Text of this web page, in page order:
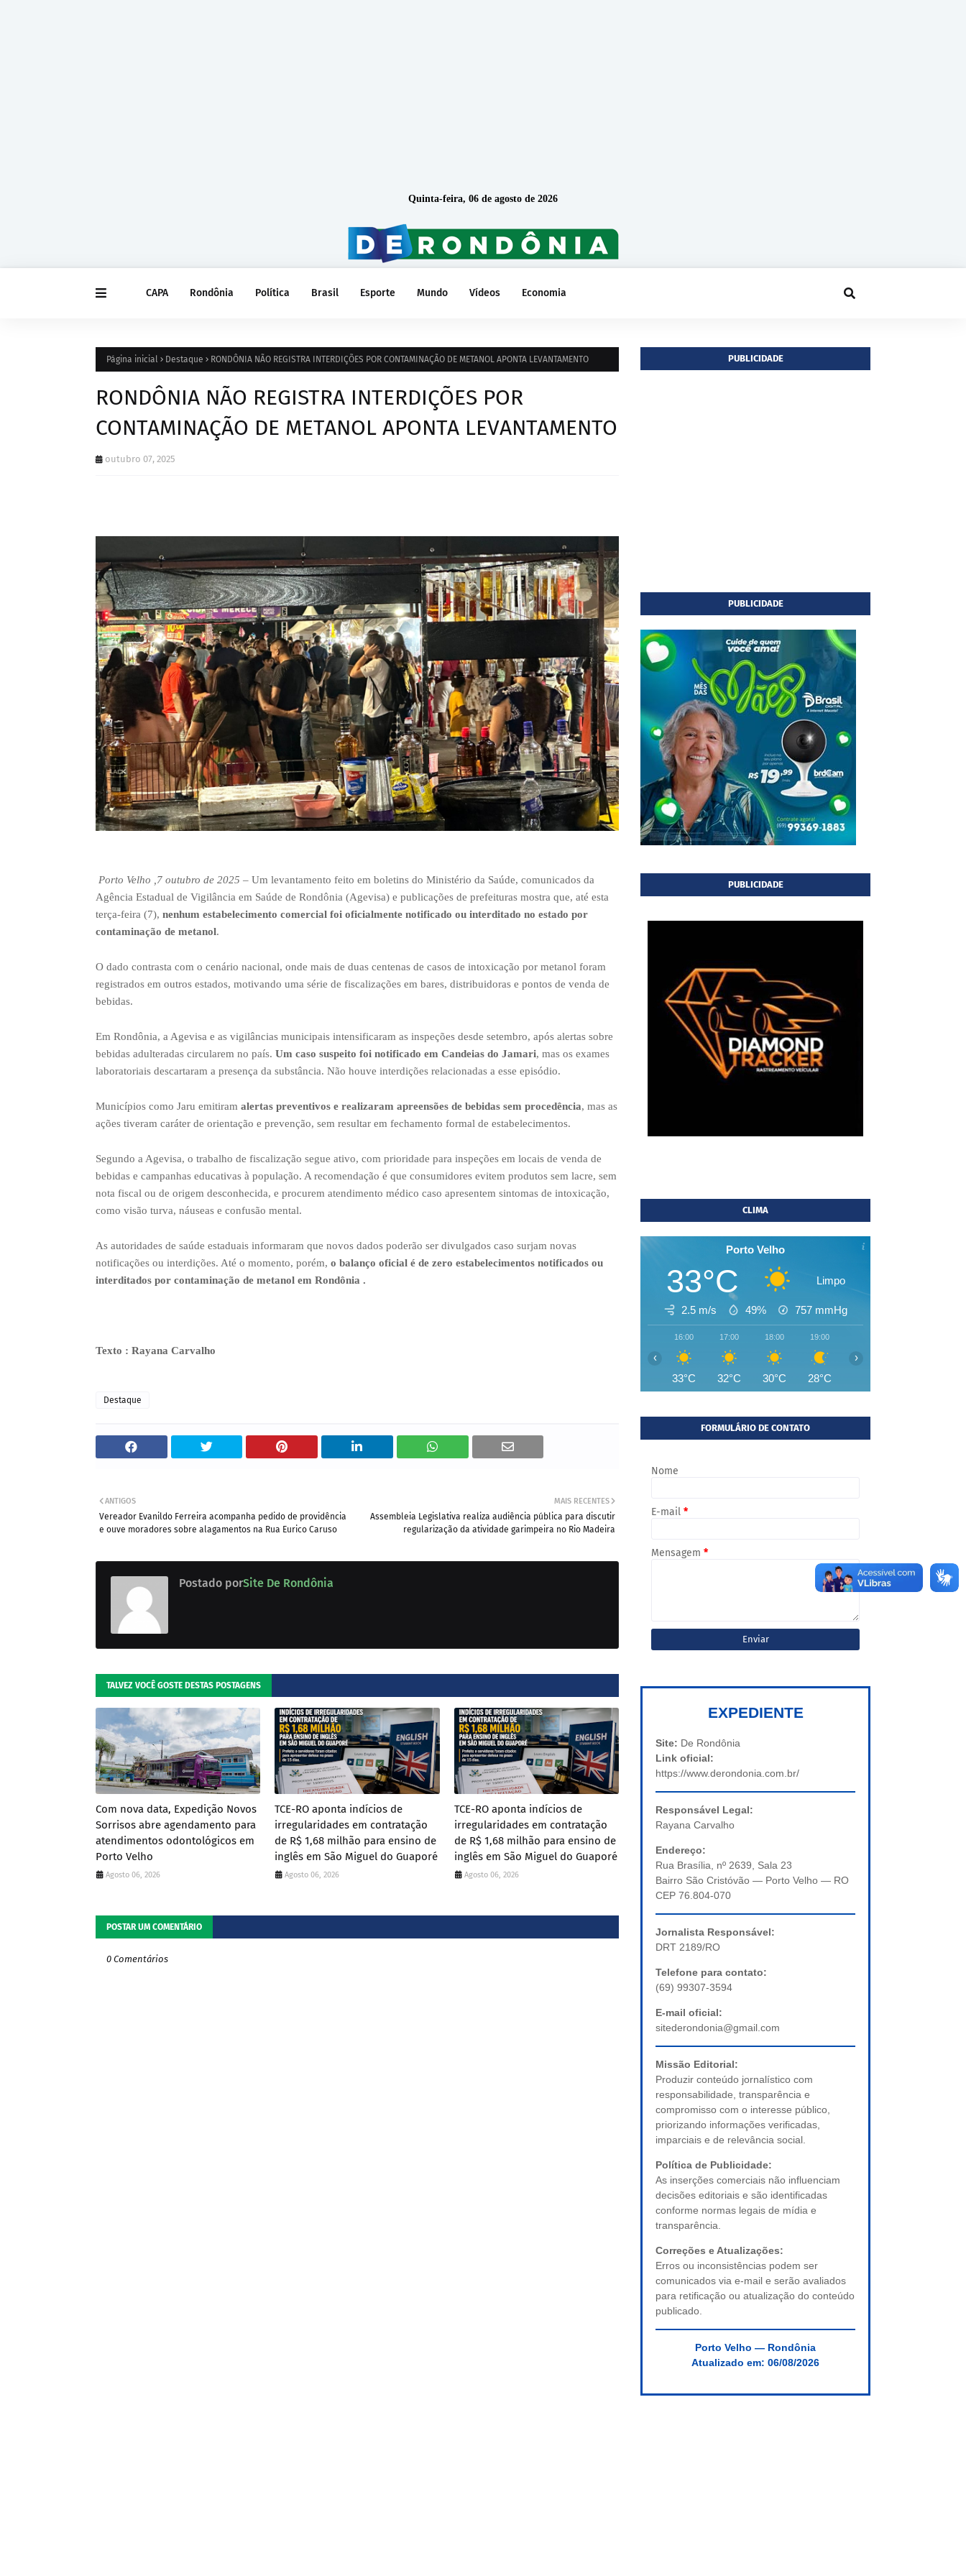
Quinta-feira, 06 de agosto de 2026
CAPA Rondônia Política Brasil Esporte Mundo Vídeos Economia
Página inicial Destaque RONDÔNIA NÃO REGISTRA INTERDIÇÕES POR CONTAMINAÇÃO DE METANOL APONTA LEVANTAMENTO
RONDÔNIA NÃO REGISTRA INTERDIÇÕES POR
CONTAMINAÇÃO DE METANOL APONTA LEVANTAMENTO
outubro 07, 2025
Porto Velho ,7 outubro de 2025 – Um levantamento feito em boletins do Ministério da Saúde, comunicados da
Agência Estadual de Vigilância em Saúde de Rondônia (Agevisa) e publicações de prefeituras mostra que, até esta
terça-feira (7), nenhum estabelecimento comercial foi oficialmente notificado ou interditado no estado por
contaminação de metanol.
O dado contrasta com o cenário nacional, onde mais de duas centenas de casos de intoxicação por metanol foram
registrados em outros estados, motivando uma série de fiscalizações em bares, distribuidoras e pontos de venda de
bebidas.
Em Rondônia, a Agevisa e as vigilâncias municipais intensificaram as inspeções desde setembro, após alertas sobre
bebidas adulteradas circularem no país. Um caso suspeito foi notificado em Candeias do Jamari, mas os exames
laboratoriais descartaram a presença da substância. Não houve interdições relacionadas a esse episódio.
Municípios como Jaru emitiram alertas preventivos e realizaram apreensões de bebidas sem procedência, mas as
ações tiveram caráter de orientação e prevenção, sem resultar em fechamento formal de estabelecimentos.
Segundo a Agevisa, o trabalho de fiscalização segue ativo, com prioridade para inspeções em locais de venda de
bebidas e campanhas educativas à população. A recomendação é que consumidores evitem produtos sem lacre, sem
nota fiscal ou de origem desconhecida, e procurem atendimento médico caso apresentem sintomas de intoxicação,
como visão turva, náuseas e confusão mental.
As autoridades de saúde estaduais informaram que novos dados poderão ser divulgados caso surjam novas
notificações ou interdições. Até o momento, porém, o balanço oficial é de zero estabelecimentos notificados ou
interditados por contaminação de metanol em Rondônia .
Texto : Rayana Carvalho
Destaque
MAIS RECENTES
Assembleia Legislativa realiza audiência pública para discutir
regularização da atividade garimpeira no Rio Madeira
ANTIGOS
Vereador Evanildo Ferreira acompanha pedido de providência
e ouve moradores sobre alagamentos na Rua Eurico Caruso
Postado porSite De Rondônia
TALVEZ VOCÊ GOSTE DESTAS POSTAGENS
Com nova data, Expedição Novos
Sorrisos abre agendamento para
atendimentos odontológicos em
Porto Velho
Agosto 06, 2026
TCE-RO aponta indícios de
irregularidades em contratação
de R$ 1,68 milhão para ensino de
inglês em São Miguel do Guaporé
Agosto 06, 2026
TCE-RO aponta indícios de
irregularidades em contratação
de R$ 1,68 milhão para ensino de
inglês em São Miguel do Guaporé
Agosto 06, 2026
POSTAR UM COMENTÁRIO
0 Comentários
PUBLICIDADE
PUBLICIDADE
PUBLICIDADE
CLIMA
Porto Velho
33°C Limpo
2.5 m/s 49% 757 mmHg
16:00
33°C
17:00
32°C
18:00
30°C
19:00
28°C
‹ ›
FORMULÁRIO DE CONTATO
Nome
E-mail *
Mensagem *
EXPEDIENTE
Site: De Rondônia
Link oficial:
https://www.derondonia.com.br/
Responsável Legal:
Rayana Carvalho
Endereço:
Rua Brasília, nº 2639, Sala 23
Bairro São Cristóvão — Porto Velho — RO
CEP 76.804-070
Jornalista Responsável:
DRT 2189/RO
Telefone para contato:
(69) 99307-3594
E-mail oficial:
sitederondonia@gmail.com
Missão Editorial:
Produzir conteúdo jornalístico com
responsabilidade, transparência e
compromisso com o interesse público,
priorizando informações verificadas,
imparciais e de relevância social.
Política de Publicidade:
As inserções comerciais não influenciam
decisões editoriais e são identificadas
conforme normas legais de mídia e
transparência.
Correções e Atualizações:
Erros ou inconsistências podem ser
comunicados via e-mail e serão avaliados
para retificação ou atualização do conteúdo
publicado.
Porto Velho — Rondônia
Atualizado em: 06/08/2026